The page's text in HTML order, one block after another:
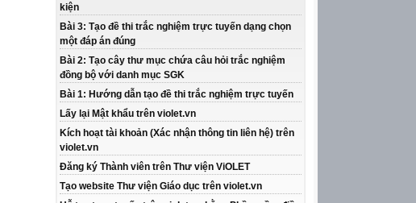
kiện
Bài 3: Tạo đề thi trắc nghiệm trực tuyến dạng chọn
một đáp án đúng
Bài 2: Tạo cây thư mục chứa câu hỏi trắc nghiệm
đồng bộ với danh mục SGK
Bài 1: Hướng dẫn tạo đề thi trắc nghiệm trực tuyến
Lấy lại Mật khẩu trên violet.vn
Kích hoạt tài khoản (Xác nhận thông tin liên hệ) trên
violet.vn
Đăng ký Thành viên trên Thư viện ViOLET
Tạo website Thư viện Giáo dục trên violet.vn